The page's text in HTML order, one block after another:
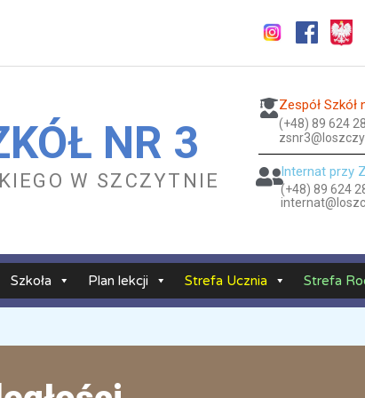
NR 3
W SZCZYTNIE
Zespół Szkół
(+48) 89 624
Internat przy
(+48) 89 624
Szkoła Plan lekcji Strefa Ucznia Strefa